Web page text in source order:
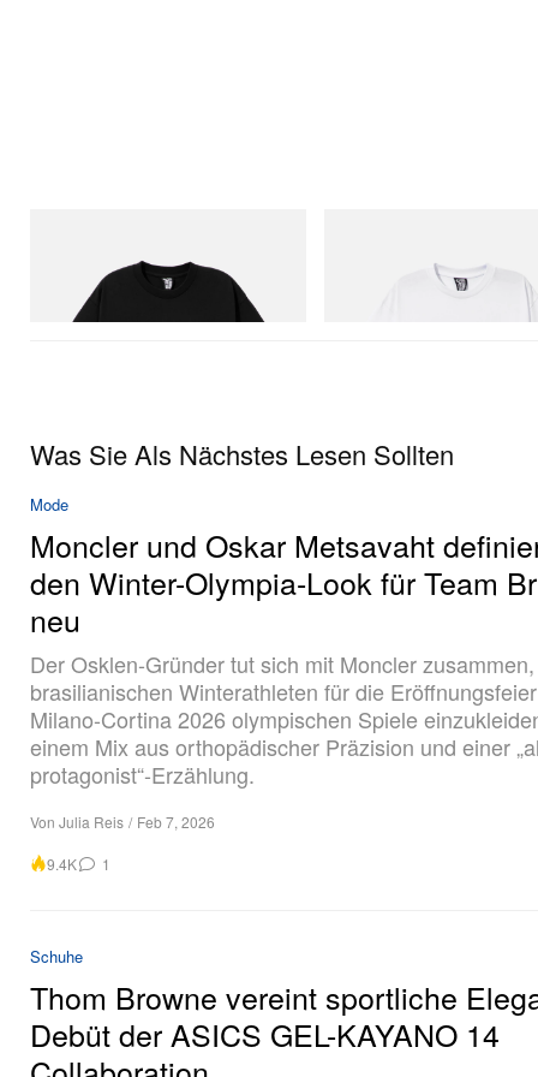
Billionaire Boys Club X Initial D Cotton T-
Jetzt einkaufen
Was Sie Als Nächstes Lesen Sollten
Mode
Moncler und Oskar Metsavaht
den Winter-Olympia-Look für Team
neu
Der Osklen-Gründer tut sich mit Moncler
brasilianischen Winterathleten für die
Milano-Cortina 2026 olympischen Spiele
einem Mix aus orthopädischer Präzision und einer
protagonist“-Erzählung.
Von Julia Reis / Feb 7, 2026
9.4K 1
Schuhe
Thom Browne vereint sportliche
Debüt der ASICS GEL-KAYANO 14